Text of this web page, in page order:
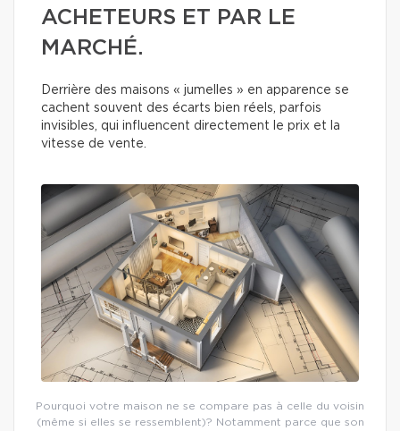
ACHETEURS ET PAR LE
MARCHÉ.
Derrière des maisons « jumelles » en apparence se
cachent souvent des écarts bien réels, parfois
invisibles, qui influencent directement le prix et la
vitesse de vente.
Pourquoi votre maison ne se compare pas à celle du voisin
(même si elles se ressemblent)? Notamment parce que son